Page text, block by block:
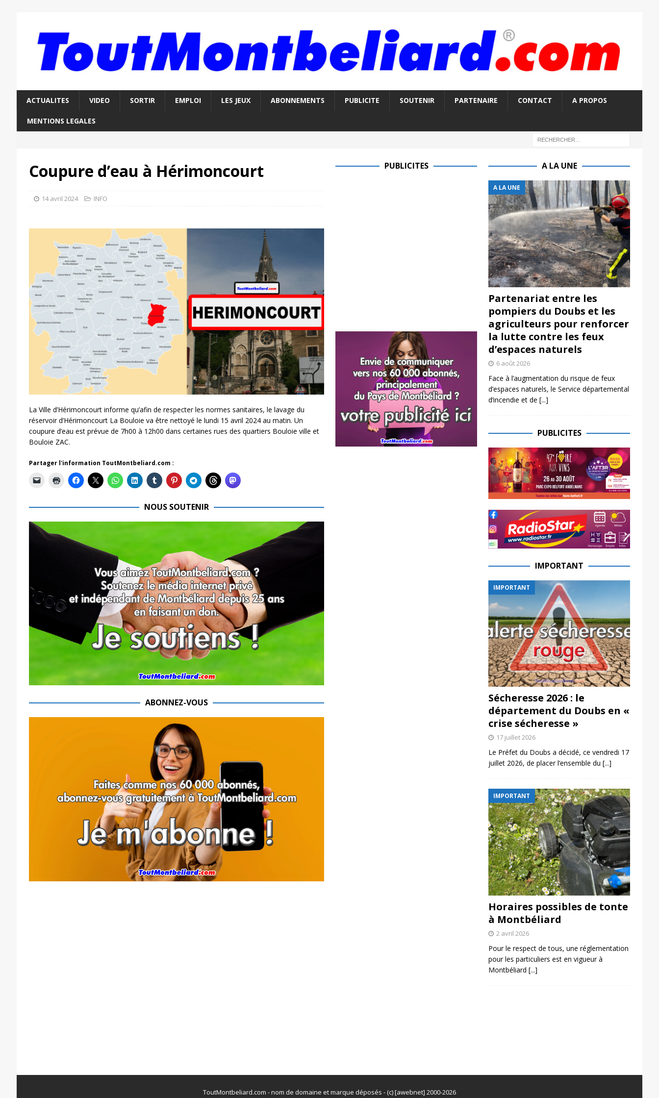
ACTUALITES VIDEO SORTIR EMPLOI LES JEUX ABONNEMENTS PUBLICITE SOUTENIR PARTENAIRE CONTACT A PROPOS
MENTIONS LEGALES
Coupure d’eau à Hérimoncourt
14 avril 2024 INFO
La Ville d’Hérimoncourt informe qu’afin de respecter les normes sanitaires, le lavage du
réservoir d’Hérimoncourt La Bouloie va être nettoyé le lundi 15 avril 2024 au matin. Un
coupure d’eau est prévue de 7h00 à 12h00 dans certaines rues des quartiers Bouloie ville et
Bouloie ZAC.
Partager l'information ToutMontbeliard.com :
NOUS SOUTENIR
ABONNEZ-VOUS
PUBLICITES A LA UNE
A LA UNE
Partenariat entre les
pompiers du Doubs et les
agriculteurs pour renforcer
la lutte contre les feux
d’espaces naturels
6 août 2026
Face à l’augmentation du risque de feux
d’espaces naturels, le Service départemental
d’incendie et de [...]
PUBLICITES
IMPORTANT
IMPORTANT
Sécheresse 2026 : le
département du Doubs en «
crise sécheresse »
17 juillet 2026
Le Préfet du Doubs a décidé, ce vendredi 17
juillet 2026, de placer l’ensemble du [...]
IMPORTANT
Horaires possibles de tonte
à Montbéliard
2 avril 2026
Pour le respect de tous, une réglementation
pour les particuliers est en vigueur à
Montbéliard [...]
ToutMontbeliard.com - nom de domaine et marque déposés - (c) [awebnet] 2000-2026